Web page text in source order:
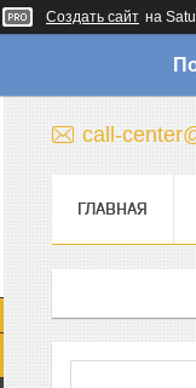
Создать сайт на
call-
ГЛАВНАЯ